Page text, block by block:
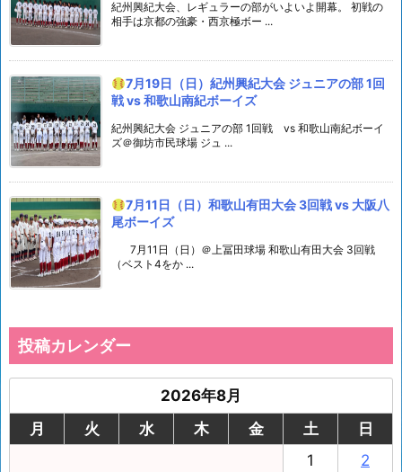
紀州興紀大会、レギュラーの部がいよいよ開幕。 初戦の
相手は京都の強豪・西京極ボー ...
7月19日（日）紀州興紀大会 ジュニアの部 1回
戦 vs 和歌山南紀ボーイズ
紀州興紀大会 ジュニアの部 1回戦 vs 和歌山南紀ボーイ
ズ＠御坊市民球場 ジュ ...
7月11日（日）和歌山有田大会 3回戦 vs 大阪八
尾ボーイズ
7月11日（日）＠上冨田球場 和歌山有田大会 3回戦
（ベスト4をか ...
投稿カレンダー
2026年8月
月
火 水 木 金 土
日
1
2